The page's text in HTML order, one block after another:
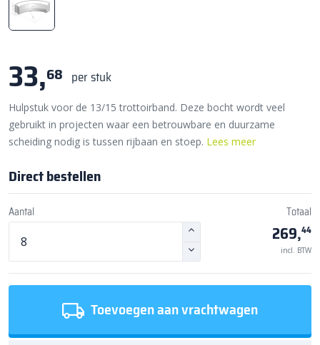
33,68 per stuk
Hulpstuk voor de 13/15 trottoirband. Deze bocht wordt veel
gebruikt in projecten waar een betrouwbare en duurzame
scheiding nodig is tussen rijbaan en stoep. Lees meer
Direct bestellen
Aantal Totaal
269,44
incl. BTW
Toevoegen aan vrachtwagen